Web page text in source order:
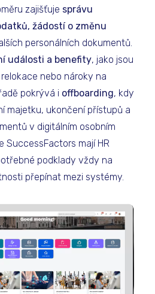
zajišťuje správu
žádostí o změnu
personálních dokumentů.
události a benefity, jako jsou
nebo nároky na
pokrývá i offboarding, kdy
majetku, ukončení přístupů a
v digitálním osobním
SuccessFactors mají HR
podklady vždy na
přepínat mezi systémy.